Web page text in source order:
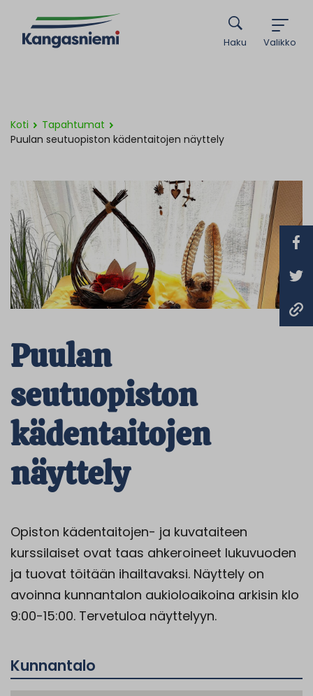
Valikko
Haku
Koti
Tapahtumat
Puulan seutuopiston kädentaitojen näyttely
Puulan
seutuopiston
kädentaitojen
näyttely
Opiston kädentaitojen- ja kuvataiteen
kurssilaiset ovat taas ahkeroineet lukuvuoden
ja tuovat töitään ihailtavaksi. Näyttely on
avoinna kunnantalon aukioloaikoina arkisin klo
9:00-15:00. Tervetuloa näyttelyyn.
Kunnantalo